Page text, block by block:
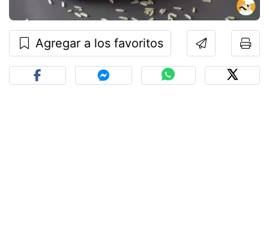
Agregar a los favoritos